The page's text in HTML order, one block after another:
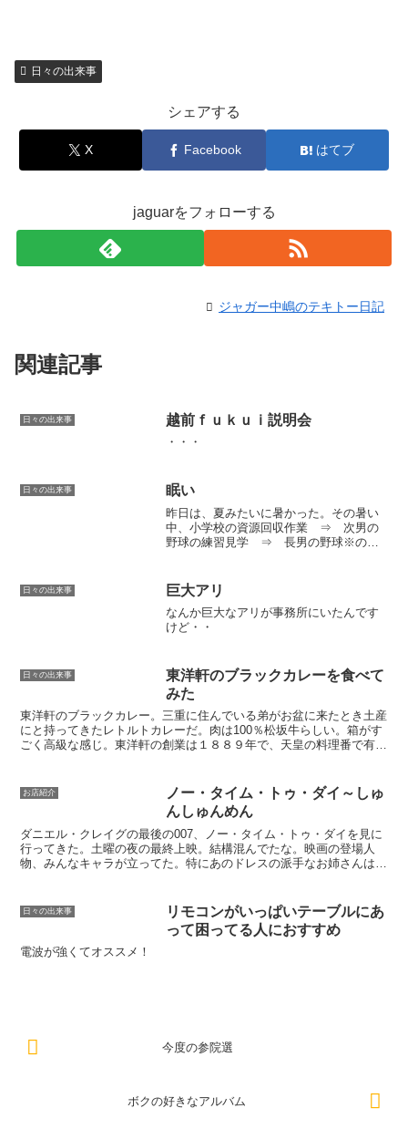
日々の出来事
シェアする
X Facebook はてブ
jaguarをフォローする
ジャガー中嶋のテキトー日記
関連記事
日々の出来事 越前ｆｕｋｕｉ説明会
・・・
日々の出来事 眠い
昨日は、夏みたいに暑かった。その暑い
中、小学校の資源回収作業 ⇒ 次男の
野球の練習見学 ⇒ 長男の野球※の試
野球部はOBなのだが、地区の小学6年生
連合の野球部が短期間な...
日々の出来事 巨大アリ
なんか巨大なアリが事務所にいたんです
けど・・
日々の出来事
東洋軒のブラックカレーを食べて
みた
東洋軒のブラックカレー。三重に住んでいる弟がお盆に来たとき土産
にと持ってきたレトルトカレーだ。肉は100％松坂牛らしい。箱がす
ごく高級な感じ。東洋軒の創業は１８８９年で、天皇の料理番で有名
お店紹介
ノー・タイム・トゥ・ダイ～しゅ
んしゅんめん
ダニエル・クレイグの最後の007、ノー・タイム・トゥ・ダイを見に
行ってきた。土曜の夜の最終上映。結構混んでたな。映画の登場人
物、みんなキャラが立ってた。特にあのドレスの派手なお姉さんはス
日々の出来事
リモコンがいっぱいテーブルにあ
って困ってる人におすすめ
電波が強くてオススメ！
今度の参院選
ボクの好きなアルバム